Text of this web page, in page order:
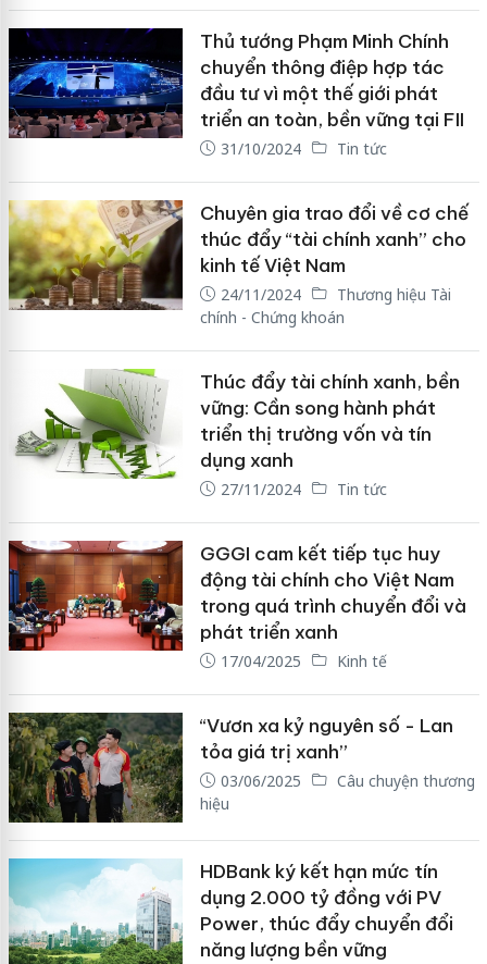
Thủ tướng Phạm Minh Chính
chuyển thông điệp hợp tác
đầu tư vì một thế giới phát
triển an toàn, bền vững tại FII
31/10/2024 Tin tức
Chuyên gia trao đổi về cơ chế
thúc đẩy “tài chính xanh” cho
kinh tế Việt Nam
24/11/2024
Thương hiệu Tài
chính - Chứng khoán
Thúc đẩy tài chính xanh, bền
vững: Cần song hành phát
triển thị trường vốn và tín
dụng xanh
27/11/2024 Tin tức
GGGI cam kết tiếp tục huy
động tài chính cho Việt Nam
trong quá trình chuyển đổi và
phát triển xanh
17/04/2025 Kinh tế
“Vươn xa kỷ nguyên số - Lan
tỏa giá trị xanh”
03/06/2025
Câu chuyện thương
hiệu
HDBank ký kết hạn mức tín
dụng 2.000 tỷ đồng với PV
Power, thúc đẩy chuyển đổi
năng lượng bền vững